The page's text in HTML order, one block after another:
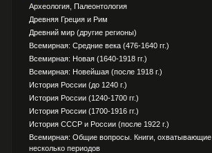
Археология, Палеонтология
Древняя Греция и Рим
Древний мир (другие регионы)
Всемирная: Средние века (476-1640 гг.)
Всемирная: Новая (1640-1918 гг.)
Всемирная: Новейшая (после 1918 г.)
История России (до 1240 г.)
История России (1240-1700 гг.)
История России (1700-1916 гг.)
История СССР и России (после 1922 г.)
Всемирная: Общие вопросы. Книги, охватывающие
несколько периодов